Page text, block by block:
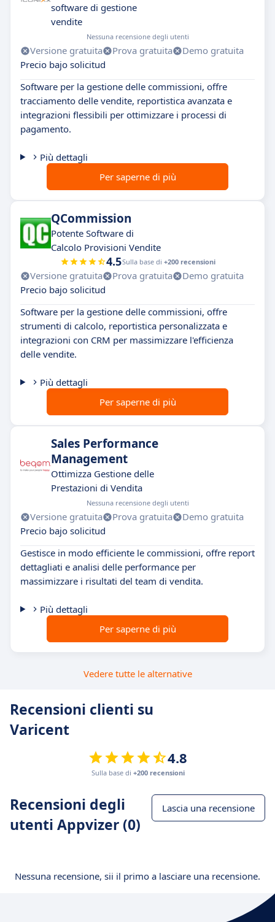
software di gestione
vendite
Nessuna recensione degli utenti
Versione gratuita Prova gratuita
Demo gratuita
Precio bajo solicitud
Software per la gestione delle commissioni, offre
tracciamento delle vendite, reportistica avanzata e
integrazioni flessibili per ottimizzare i processi di
pagamento.
Più dettagli
Per saperne di più
QCommission
Potente Software di
Calcolo Provisioni Vendite
4.5Sulla base di +200 recensioni
Versione gratuita Prova gratuita
Demo gratuita
Precio bajo solicitud
Software per la gestione delle commissioni, offre
strumenti di calcolo, reportistica personalizzata e
integrazioni con CRM per massimizzare l'efficienza
delle vendite.
Più dettagli
Per saperne di più
Sales Performance
Management
Ottimizza Gestione delle
Prestazioni di Vendita
Nessuna recensione degli utenti
Versione gratuita Prova gratuita
Demo gratuita
Precio bajo solicitud
Gestisce in modo efficiente le commissioni, offre report
dettagliati e analisi delle performance per
massimizzare i risultati del team di vendita.
Più dettagli
Per saperne di più
Vedere tutte le alternative
Recensioni clienti su
Varicent
4.8
Sulla base di +200 recensioni
Recensioni degli
utenti Appvizer (0)
Lascia una recensione
Nessuna recensione, sii il primo a lasciare una recensione.